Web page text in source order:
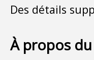
Des détails
À propos